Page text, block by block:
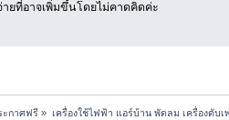
ายที่อาจเพิ่มขึ้นโดยไม่คาดคิดค่ะ
ะกาศฟรี » เครื่องใช้ไฟฟ้า แอร์บ้าน พัดลม เครื่องดับเ